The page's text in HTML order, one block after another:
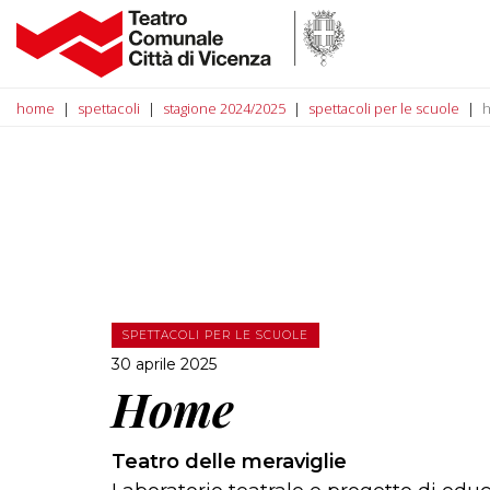
home spettacoli stagione 2024/2025 spettacoli per le scuole
SPETTACOLI PER LE SCUOLE
30 aprile 2025
Home
Teatro delle meraviglie